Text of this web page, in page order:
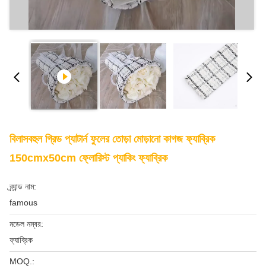
বিলাসবহুল গ্রিড প্যাটার্ন ফুলের তোড়া মোড়ানো কাগজ ফ্যাব্রিক
150cmx50cm ফ্লোরিস্ট প্যাকিং ফ্যাব্রিক
ব্র্যান্ড নাম:
famous
মডেল নম্বর:
ফ্যাব্রিক
MOQ.: